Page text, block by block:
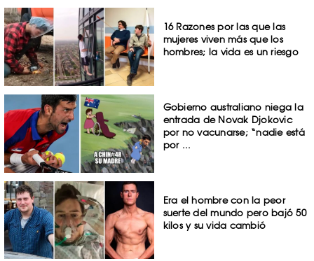
16 Razones por las que las
mujeres viven más que los
hombres; la vida es un riesgo
Gobierno australiano niega la
entrada de Novak Djokovic
por no vacunarse; “nadie está
por ...
Era el hombre con la peor
suerte del mundo pero bajó 50
kilos y su vida cambió